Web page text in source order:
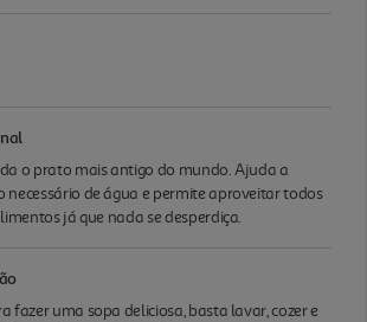
o prato mais antigo do mundo. Ajuda a
necessário de água e permite aproveitar todos
já que nada se desperdiça.
fazer uma sopa deliciosa, basta lavar, cozer e